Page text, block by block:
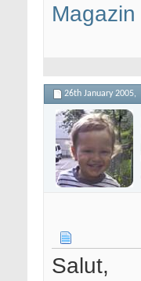
Magazin
26th January 2005,
Salut,